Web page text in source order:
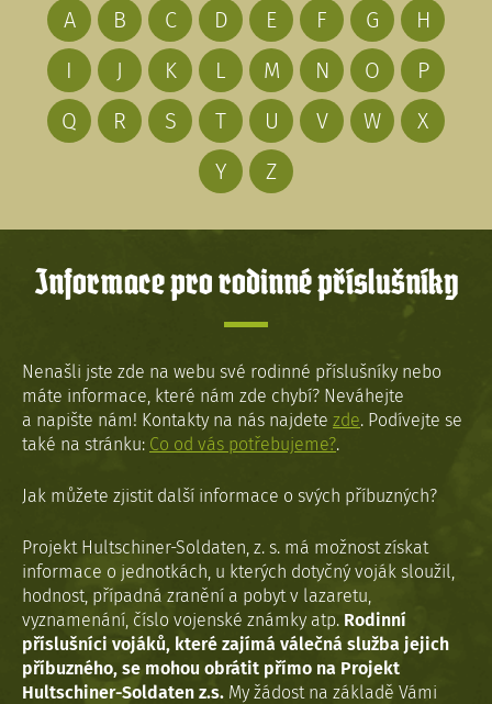
A B C D E F G
H
I
J K L M N O
P
Q
R S T U V W
X
Y
Z
Informace pro rodinné příslušníky
Nenašli jste zde na webu své rodinné příslušníky nebo
máte informace, které nám zde chybí? Neváhejte
a napište nám! Kontakty na nás najdete zde. Podívejte se
také na stránku: Co od vás potřebujeme?.
Jak můžete zjistit další informace o svých příbuzných?
Projekt Hultschiner-Soldaten, z. s. má možnost získat
informace o jednotkách, u kterých dotyčný voják sloužil,
hodnost, případná zranění a pobyt v lazaretu,
vyznamenání, číslo vojenské známky atp. Rodinní
příslušníci vojáků, které zajímá válečná služba jejich
příbuzného, se mohou obrátit přímo na Projekt
Hultschiner-Soldaten z.s. My žádost na základě Vámi